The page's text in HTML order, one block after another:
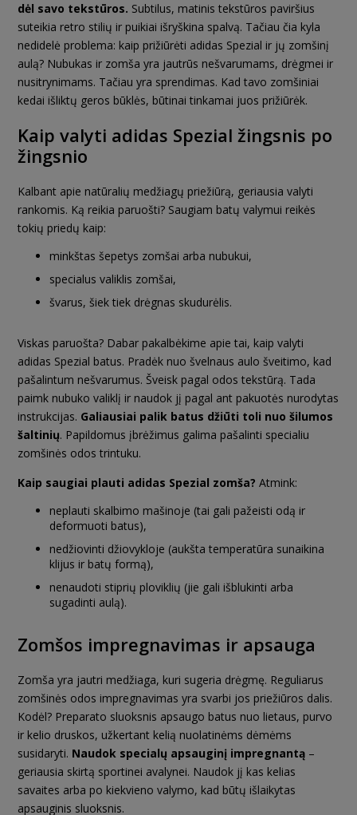
dėl savo tekstūros. Subtilus, matinis tekstūros paviršius
suteikia retro stilių ir puikiai išryškina spalvą. Tačiau čia kyla
nedidelė problema: kaip prižiūrėti adidas Spezial ir jų zomšinį
aulą? Nubukas ir zomša yra jautrūs nešvarumams, drėgmei ir
nusitrynimams. Tačiau yra sprendimas. Kad tavo zomšiniai
kedai išliktų geros būklės, būtinai tinkamai juos prižiūrėk.
Kaip valyti adidas Spezial žingsnis po
žingsnio
Kalbant apie natūralių medžiagų priežiūrą, geriausia valyti
rankomis. Ką reikia paruošti? Saugiam batų valymui reikės
tokių priedų kaip:
minkštas šepetys zomšai arba nubukui,
specialus valiklis zomšai,
švarus, šiek tiek drėgnas skudurėlis.
Viskas paruošta? Dabar pakalbėkime apie tai, kaip valyti
adidas Spezial batus. Pradėk nuo švelnaus aulo šveitimo, kad
pašalintum nešvarumus. Šveisk pagal odos tekstūrą. Tada
paimk nubuko valiklį ir naudok jį pagal ant pakuotės nurodytas
instrukcijas. Galiausiai palik batus džiūti toli nuo šilumos
šaltinių. Papildomus įbrėžimus galima pašalinti specialiu
zomšinės odos trintuku.
Kaip saugiai plauti adidas Spezial zomša? Atmink:
neplauti skalbimo mašinoje (tai gali pažeisti odą ir
deformuoti batus),
nedžiovinti džiovykloje (aukšta temperatūra sunaikina
klijus ir batų formą),
nenaudoti stiprių ploviklių (jie gali išblukinti arba
sugadinti aulą).
Zomšos impregnavimas ir apsauga
Zomša yra jautri medžiaga, kuri sugeria drėgmę. Reguliarus
zomšinės odos impregnavimas yra svarbi jos priežiūros dalis.
Kodėl? Preparato sluoksnis apsaugo batus nuo lietaus, purvo
ir kelio druskos, užkertant kelią nuolatinėms dėmėms
susidaryti. Naudok specialų apsauginį impregnantą –
geriausia skirtą sportinei avalynei. Naudok jį kas kelias
savaites arba po kiekvieno valymo, kad būtų išlaikytas
apsauginis sluoksnis.